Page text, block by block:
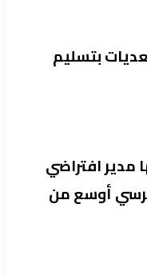
بتسليم
​مدير افتراضي
أوسع من